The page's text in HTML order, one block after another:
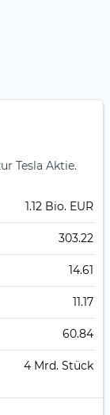
Tesla Aktie.
1.12 Bio. EUR
303.22
14.61
11.17
60.84
4 Mrd. Stück